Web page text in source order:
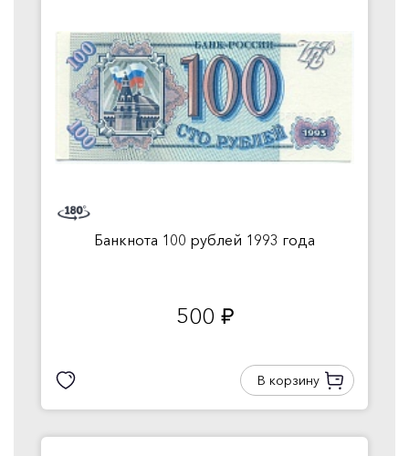
Банкнота 100 рублей 1993 года
500 руб.
В корзину